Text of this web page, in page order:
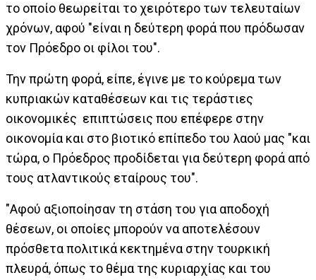
το οποίο θεωρείται το χειρότερο των τελευταίων
χρόνων, αφού "είναι η δεύτερη φορά που πρόδωσαν
τον Πρόεδρο οι φίλοι του".
Την πρώτη φορά, είπε, έγινε με το κούρεμα των
κυπριακών καταθέσεων και τις τεράστιες
οικονομικές επιπτώσεις που επέφερε στην
οικονομία και στο βιοτικό επίπεδο του λαού μας "και
τώρα, ο Πρόεδρος προδίδεται για δεύτερη φορά από
τους ατλαντικούς εταίρους του".
"Αφού αξιοποίησαν τη στάση του για αποδοχή
θέσεων, οι οποίες μπορούν να αποτελέσουν
πρόσθετα πολιτικά κεκτημένα στην τουρκική
πλευρά, όπως το θέμα της κυριαρχίας και του